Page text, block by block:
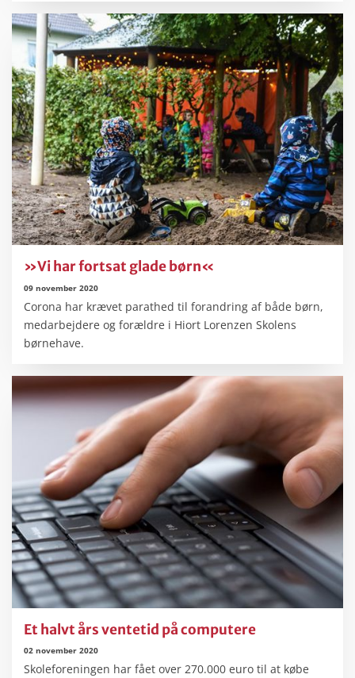
»Vi har fortsat glade børn«
09 november 2020
Corona har krævet parathed til forandring af både børn,
medarbejdere og forældre i Hiort Lorenzen Skolens
børnehave.
Et halvt års ventetid på computere
02 november 2020
Skoleforeningen har fået over 270.000 euro til at købe